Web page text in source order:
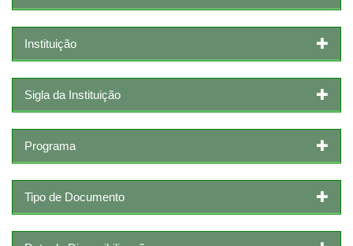
Instituição
Sigla da Instituição
Programa
Tipo de Documento